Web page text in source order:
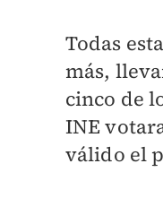
Todas
más,
cinco de
INE
válido el